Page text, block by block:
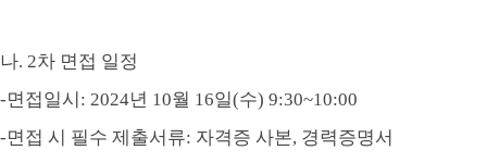
나. 2차 면접 일정
-면접일시 : 2024년 10월 16일(수) 9:30~10:00
-면접 시 필수 제출서류: 자격증 사본, 경력증명서